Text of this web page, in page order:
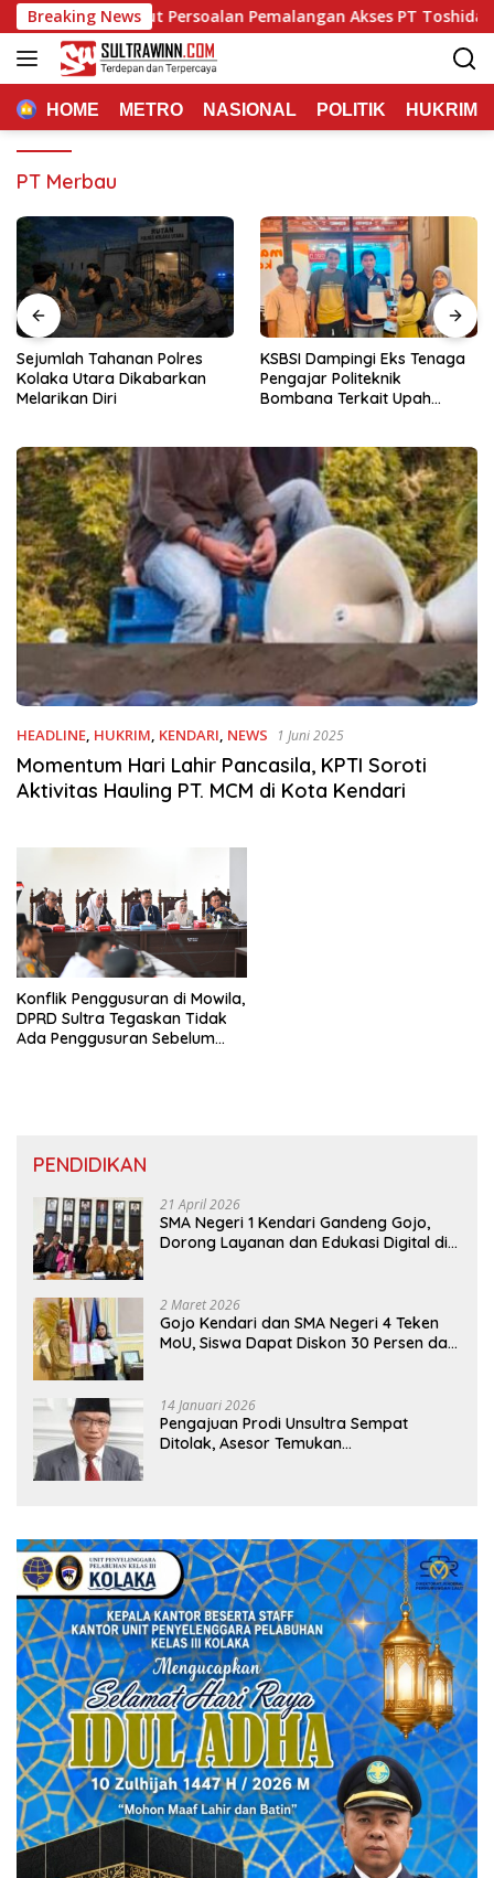
Langsung
ke
konten
Breaking News
Sebut Persoalan Pemalangan Akses PT Toshida
HOME METRO NASIONAL POLITIK HUKRIM
PT Merbau
Sejumlah Tahanan Polres
Kolaka Utara Dikabarkan
Melarikan Diri
KSBSI Dampingi Eks Tenaga
Pengajar Politeknik
Bombana Terkait Upah
HEADLINE, HUKRIM, KENDARI, NEWS 1 Juni 2025
Momentum Hari Lahir Pancasila, KPTI Soroti
Aktivitas Hauling PT. MCM di Kota Kendari
Konflik Penggusuran di Mowila,
DPRD Sultra Tegaskan Tidak
Ada Penggusuran Sebelum
PENDIDIKAN
21 April 2026
SMA Negeri 1 Kendari Gandeng Gojo,
Dorong Layanan dan Edukasi Digital di
2 Maret 2026
Gojo Kendari dan SMA Negeri 4 Teken
MoU, Siswa Dapat Diskon 30 Persen dan
14 Januari 2026
Pengajuan Prodi Unsultra Sempat
Ditolak, Asesor Temukan